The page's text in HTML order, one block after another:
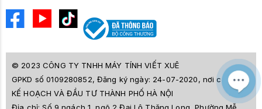
© 2023 CÔNG TY TNHH MÁY TÍNH VIẾT XUÊ
GPKD số 0109280852, Đăng ký ngày: 24-07-2020, nơi cấp SỞ
KẾ HOẠCH VÀ ĐẦU TƯ THÀNH PHỐ HÀ NỘI